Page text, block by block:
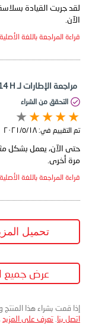
لقد جربت القيادة
الآن.
قراءة المراجعة باللغة الأصلية
مراجعة الإطارات لـ Dunlop SP SPORT LM705 185/65 R14 H
التحقق من الشراء
تم التقييم في: ١٨‏/٥‏/٢٠٢١
حتى الآن، يعمل بشكل
مرة أخرى.
قراءة المراجعة باللغة الأصلية
تحميل
عرض جميع
إذا قمت بشراء هذا المنتج
اتصل بنا تعرف على المزيد